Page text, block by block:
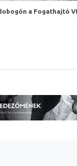
a Fogathajtó